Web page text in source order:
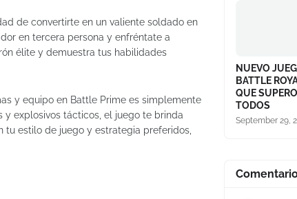
de convertirte en un valiente soldado en
en tercera persona y enfréntate a
élite y demuestra tus habilidades
y equipo en Battle Prime es simplemente
explosivos tácticos, el juego te brinda
tu estilo de juego y estrategia preferidos,
NUEVO
BATTLE
QUE
TODOS
September 29,